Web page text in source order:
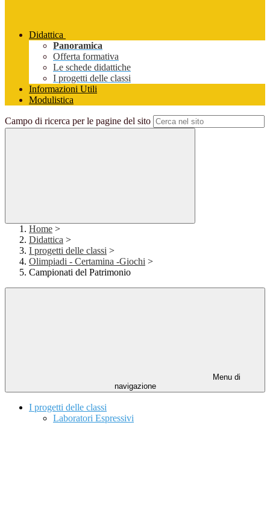
Didattica
Panoramica
Offerta formativa
Le schede didattiche
I progetti delle classi
Informazioni Utili
Modulistica
Campo di ricerca per le pagine del sito
Home >
Didattica >
I progetti delle classi >
Olimpiadi - Certamina -Giochi >
Campionati del Patrimonio
Menu di
navigazione
I progetti delle classi
Laboratori Espressivi